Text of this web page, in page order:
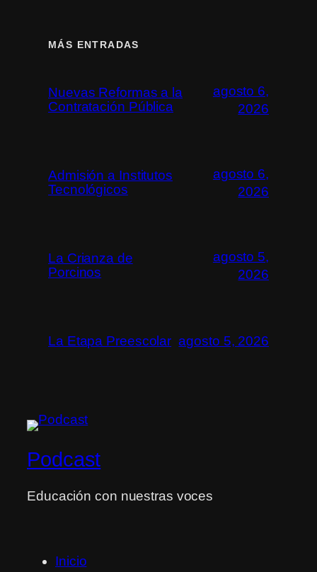
MÁS ENTRADAS
Nuevas Reformas a la
Contratación Pública
agosto 6,
2026
Admisión a Institutos
Tecnológicos
agosto 6,
2026
La Crianza de
Porcinos
agosto 5,
2026
La Etapa Preescolar agosto 5, 2026
Podcast
Educación con nuestras voces
Inicio